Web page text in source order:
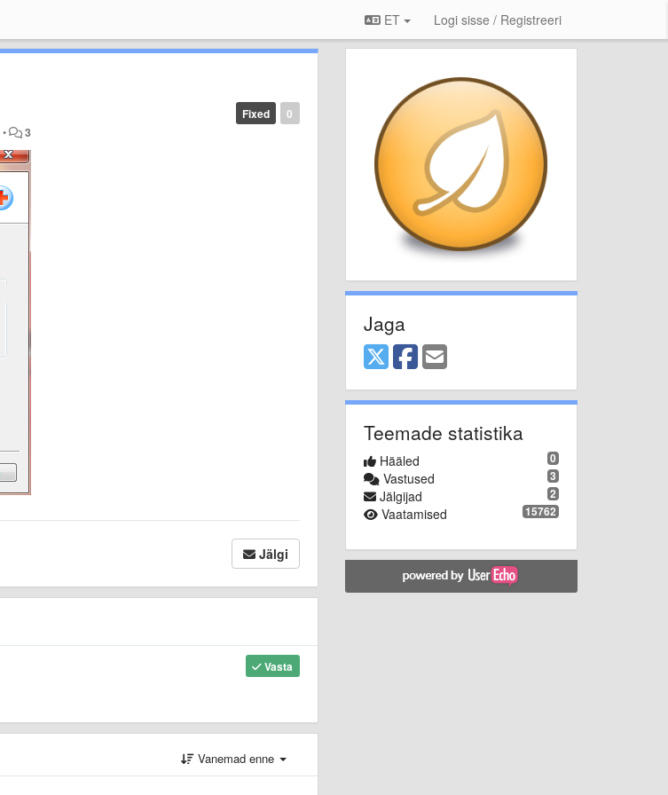
ET Logi sisse / Registreeri
0
Fixed
• 3
Jälgi
Vasta
Vanemad enne
Jaga
Teemade statistika
0
Hääled
3
Vastused
2
Jälgijad
15762
Vaatamised